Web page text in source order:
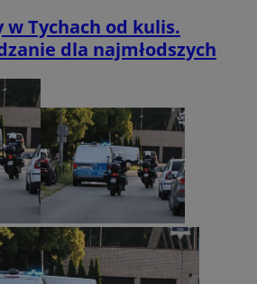
Tychach od kulis.
dla najmłodszych